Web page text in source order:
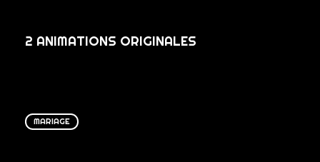
2 ANIMATIONS ORIGINALES
MARIAGE